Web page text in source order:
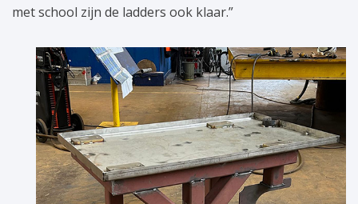
met school zijn de ladders ook klaar.”